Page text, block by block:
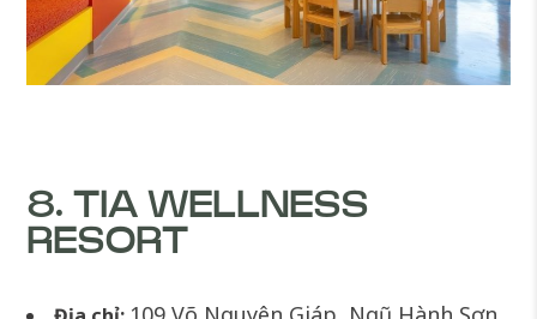
8. TIA WELLNESS
RESORT